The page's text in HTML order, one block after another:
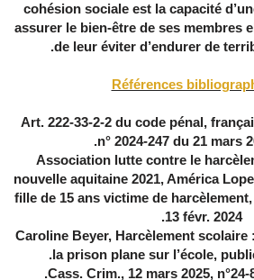
cohésion sociale est la capacité
assurer le bien-être de ses membres
de leur éviter d’endurer de
Références
1)- Art. 222-33-2-2 du code pénal,
n° 2024-247 du 21 mars
2)- Association lutte contre le
nouvelle aquitaine 2021, América
fille de 15 ans victime de
13 févr. 2024.
3)- Caroline Beyer, Harcèlement
la prison plane sur l’école,
Cass. Crim., 12 mars 2025, n°24-